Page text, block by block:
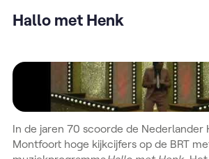
Hallo met Henk
Video
In de jaren 70 scoorde de Nederlander
Montfoort hoge kijkcijfers op de BRT